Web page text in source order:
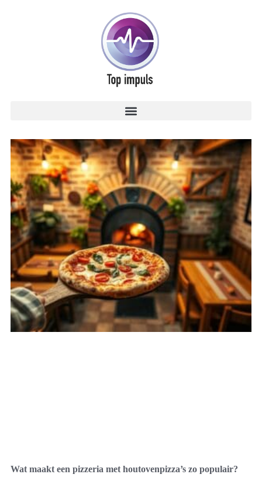
Wat maakt een pizzeria met houtovenpizza’s zo populair?